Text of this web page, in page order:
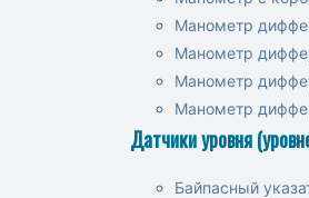
Манометр
Манометр
Манометр
Манометр
Датчики уровня
Байпасный